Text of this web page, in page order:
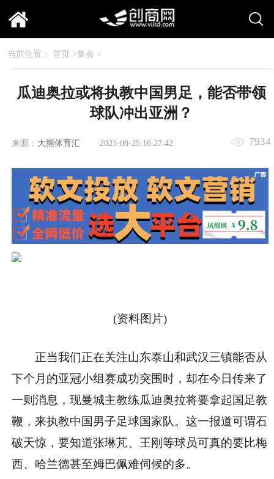
当前位置： 首页 >集会 >
瓜迪奥拉或将执教中国男足，能否带领
球队冲出亚洲？
来源： 大熊体育汇 2023-08-25 16:27:42 7934
(资料图片)
正当我们正在关注山东泰山和武汉三镇能否从
下个月的亚冠小组赛成功突围时，却在今日传来了
一则消息，现曼城主教练瓜迪奥拉将要拿起国足教
鞭，来执教中国男子足球国家队。这一报道可谓石
破天惊，要知道张琳芃、王刚等球员可真的要比梅
西、哈兰德甚至姆巴佩难伺候的多。